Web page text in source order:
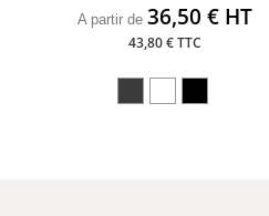
A partir de36,50 € HT
43,80 € TTC